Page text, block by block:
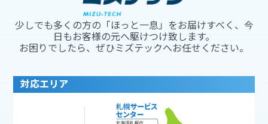
少しでも多くの方の「ほっと一息」をお届けすべく、今
日もお客様の元へ駆けつけ致します。
お困りでしたら、ぜひミズテックへお任せください。
対応エリア